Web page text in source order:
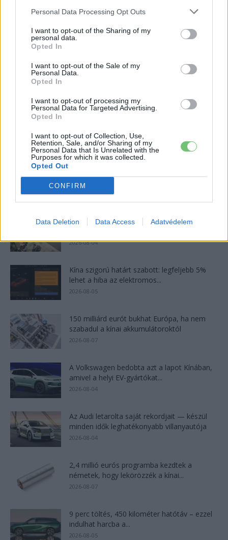
Personal Data Processing Opt Outs
I want to opt-out of the Sharing of my
personal data.
Opted In
I want to opt-out of the Sale of my
Personal Data.
Opted In
I want to opt-out of processing my
Personal Data for Targeted Advertising.
Opted In
I want to opt-out of Collection, Use,
Retention, Sale, and/or Sharing of my
Personal Data that Is Unrelated with the
Purposes for which it was collected.
Opted Out
CONFIRM
Data Deletion Data Access Adatvédelem
Elektromos autó
Megérkezett az első tisztán elektromos
Suzuki, az e-VITARA
e-cars.hu - 2024-11-04 0 hozzászólás
2025 tavaszán indul az e-VITARA gyártása Indiában.
Legolvasottabb cikkek
21 ezer előrendelés 20 óra alatt: a kínaiak
2026-08-04
Kína szigorú határt szabott: legfeljebb 5%
lehet a hiba az elektromos...
2026-08-05
150 milliárd eurót bukhat Európa, ha nem
szabadul a kínai akkumulátoroktól
2026-08-07
A Volkswagen bedobta azt a lapot Kínában,
amivel a helyi EV-gyártókat...
2026-08-04
Az Audi letarolta saját rekordjait — készül
minden idők leghatékonyabb villanyautója
2026-08-04
2,4 millió eurós programba kezdtek a
németek, hogy lekörözzék a kínai...
2026-08-07
9 perc töltés, 450 kilométer hatótáv – ezzel
indulhat harcba a...
2026-08-05